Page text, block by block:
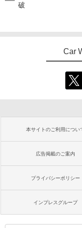
破
Car
本サイトのご利用につい
広告掲載のご案内
プライバシーポリシー
インプレスグループ